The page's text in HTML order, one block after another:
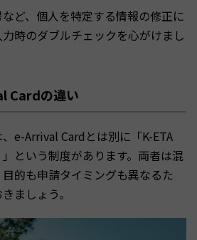
ど、個人を特定する情報の修正に
時のダブルチェックを心がけまし
Cardの違い
e-Arrival Cardとは別に「K-ETA
」という制度があります。両者は混
的も申請タイミングも異なるた
ましょう。